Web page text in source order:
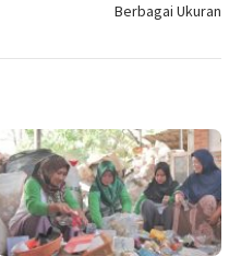
Berbagai Ukuran